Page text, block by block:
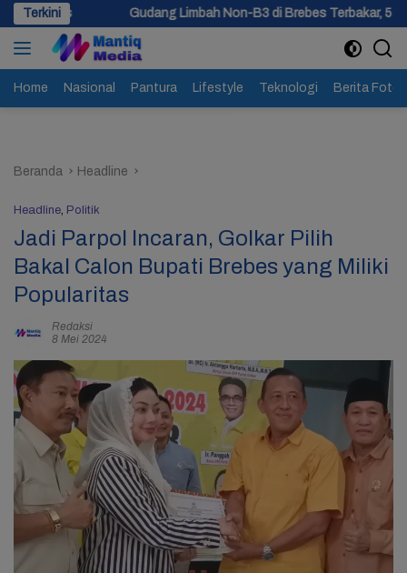
Langsung
ke
konten
Terkini
Gudang Limbah Non-B3 di Brebes Terbakar, 5 Jam Api Belum
Home Nasional Pantura Lifestyle Teknologi Berita Foto
Beranda Headline
Headline, Politik
Jadi Parpol Incaran, Golkar Pilih
Bakal Calon Bupati Brebes yang Miliki
Popularitas
Redaksi
8 Mei 2024